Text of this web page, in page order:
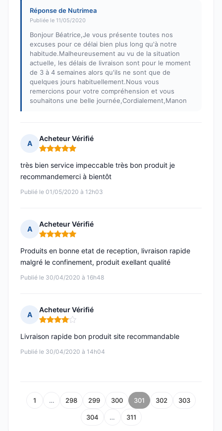
Réponse de Nutrimea
Publiée le 11/05/2020
Bonjour Béatrice,Je vous présente toutes nos
excuses pour ce délai bien plus long qu'à notre
habitude.Malheureusement au vu de la situation
actuelle, les délais de livraison sont pour le moment
de 3 à 4 semaines alors qu'ils ne sont que de
quelques jours habituellement.Nous vous
remercions pour votre compréhension et vous
souhaitons une belle journée,Cordialement,Manon
A
Acheteur Vérifié
Note : 5 sur 5
Publié le 01/05/2020 à 12h03
très bien service impeccable très bon produit je
recommandemerci à bientôt
A
Acheteur Vérifié
Note : 5 sur 5
Publié le 30/04/2020 à 16h48
Produits en bonne etat de reception, livraison rapide
malgré le confinement, produit exellant qualité
A
Acheteur Vérifié
Note : 4 sur 5
Publié le 30/04/2020 à 14h04
Livraison rapide bon produit site recommandable
1 … 298 299 300 301 302 303
304 … 311